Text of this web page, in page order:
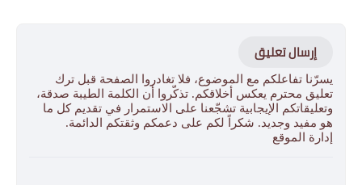
إرسال تعليق
يسرّنا تفاعلكم مع الموضوع، فلا تغادروا الصفحة قبل ترك
تعليق محترم يعكس أخلاقكم. تذكّروا أن الكلمة الطيبة صدقة،
وتعليقاتكم الإيجابية تشجّعنا على الاستمرار في تقديم كل ما
هو مفيد وجديد. شكراً لكم على دعمكم وثقتكم الدائمة.
إدارة الموقع